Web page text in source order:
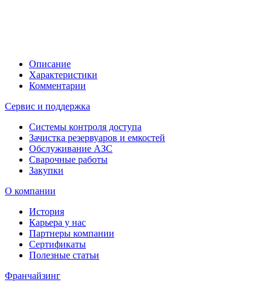
Описание
Характеристики
Комментарии
Сервис и поддержка
Системы контроля доступа
Зачистка резервуаров и емкостей
Обслуживание АЗС
Сварочные работы
Закупки
О компании
История
Карьера у нас
Партнеры компании
Сертификаты
Полезные статьи
Франчайзинг